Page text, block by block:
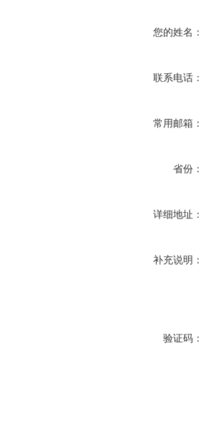
您的姓名：
联系电话：
常用邮箱：
省份：
详细地址：
补充说明：
验证码：